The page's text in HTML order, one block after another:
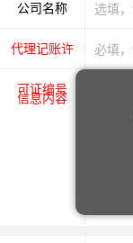
公司名称
代理记账许
可证编号
信息内容